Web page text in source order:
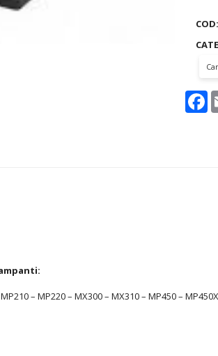
COD:
– MP220 – MX300 – MX310 – MP450 –